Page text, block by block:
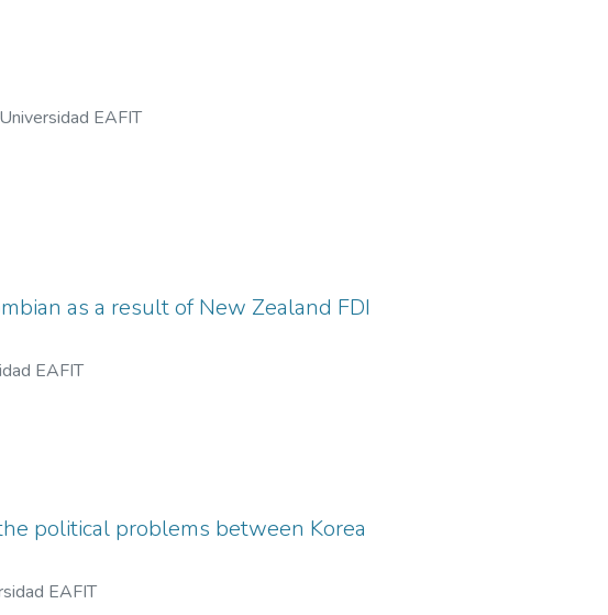
Universidad EAFIT
as a result of New Zealand FDI
EAFIT
political problems between Korea
EAFIT